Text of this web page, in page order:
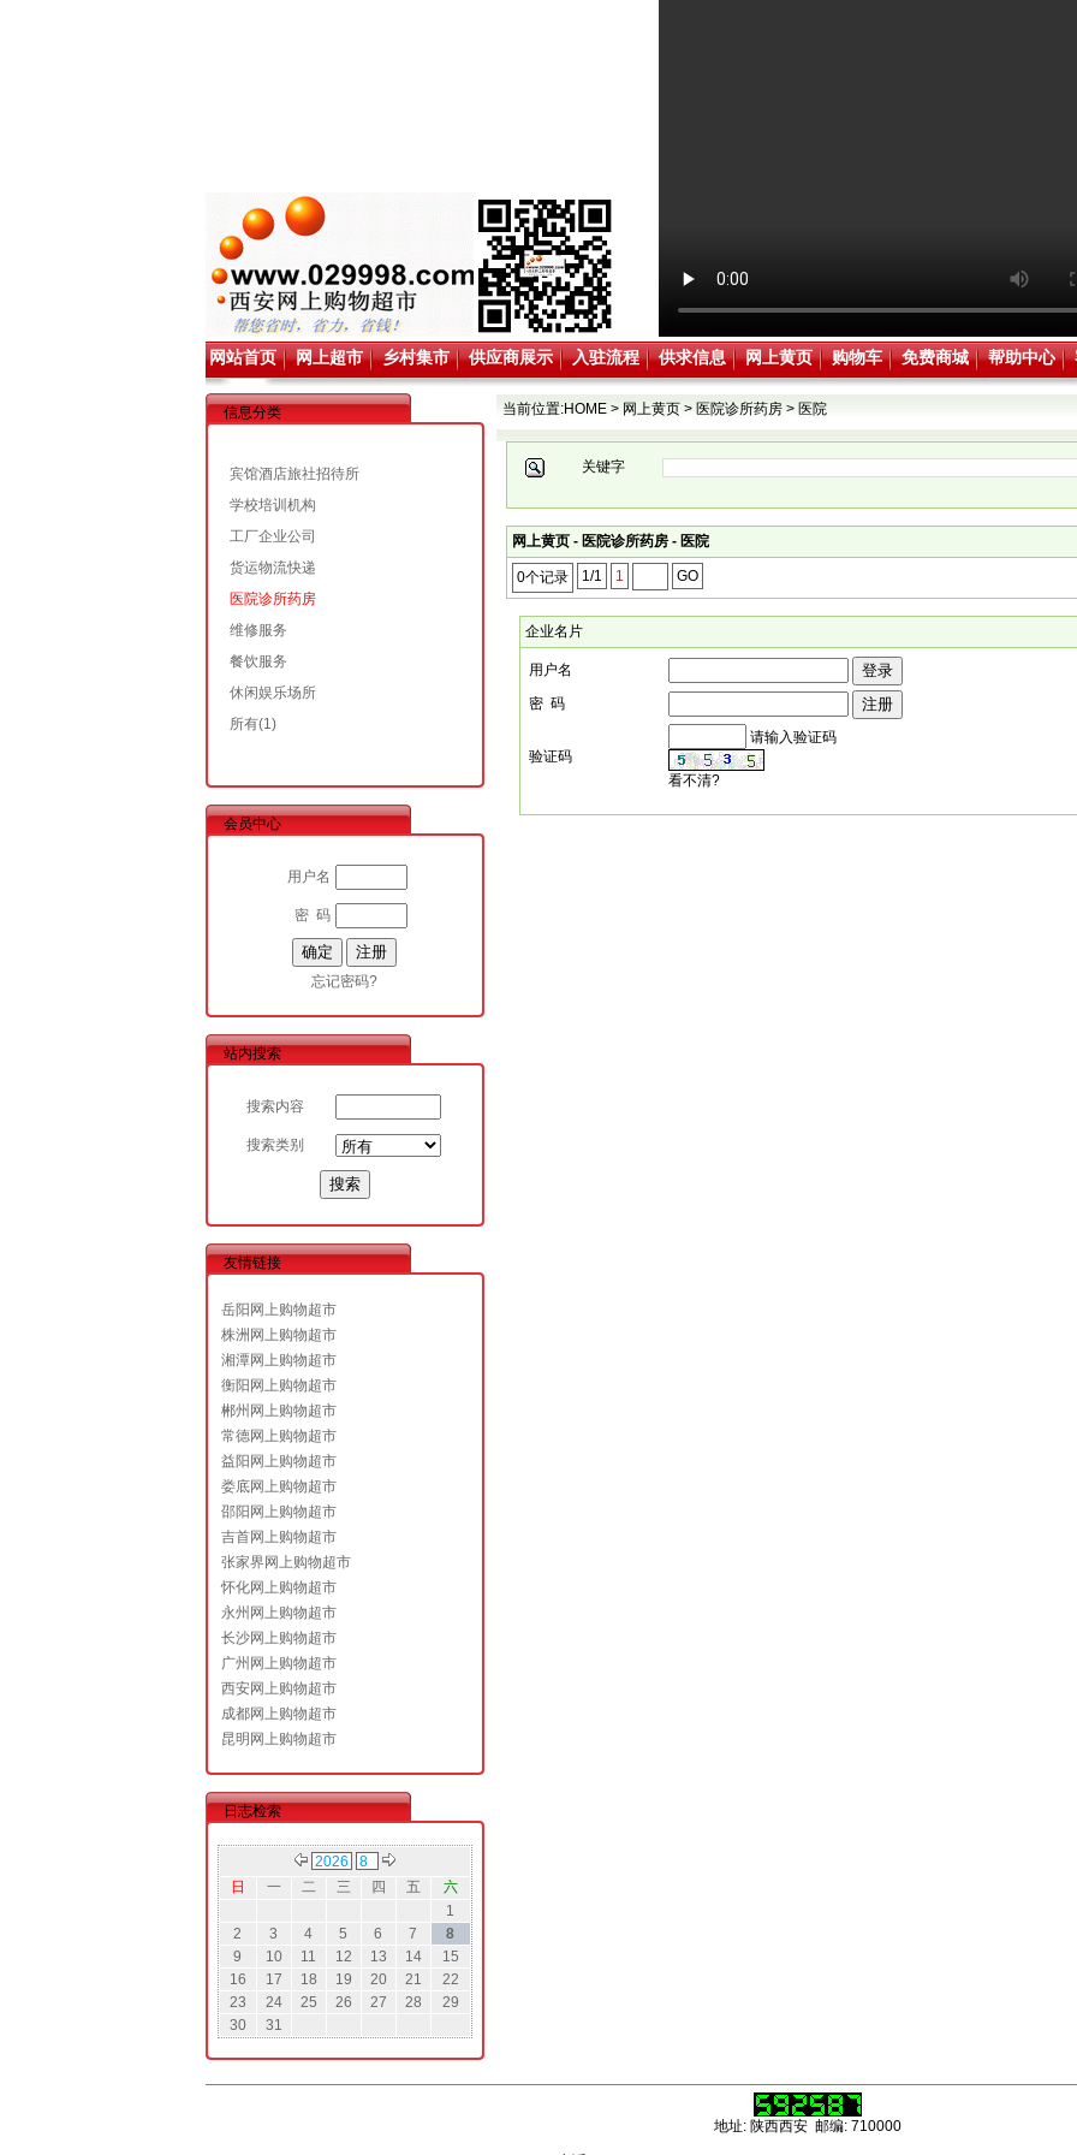
网站首页 网上超市 乡村集市 供应商展示 入驻流程 供求信息 网上黄页 购物车 免费商城 帮助中心
信息分类
宾馆酒店旅社招待所
学校培训机构
工厂企业公司
货运物流快递
医院诊所药房
维修服务
餐饮服务
休闲娱乐场所
所有(1)
会员中心
用户名
密 码
忘记密码?
站内搜索
搜索内容
搜索类别
友情链接
岳阳网上购物超市
株洲网上购物超市
湘潭网上购物超市
衡阳网上购物超市
郴州网上购物超市
常德网上购物超市
益阳网上购物超市
娄底网上购物超市
邵阳网上购物超市
吉首网上购物超市
张家界网上购物超市
怀化网上购物超市
永州网上购物超市
长沙网上购物超市
广州网上购物超市
西安网上购物超市
成都网上购物超市
昆明网上购物超市
日志检索
日 一 二 三 四 五
六
1
2
3 4 5 6 7
8
9
10 11 12 13 14
15
16
17 18 19 20 21
22
23
24 25 26 27 28
29
30
31
当前位置:HOME> 网上黄页> 医院诊所药房> 医院
关键字
网上黄页 - 医院诊所药房 - 医院
0个记录 1/1 1 GO
企业名片
用户名
密 码
验证码
请输入验证码
看不清?
地址: 陕西西安 邮编: 710000